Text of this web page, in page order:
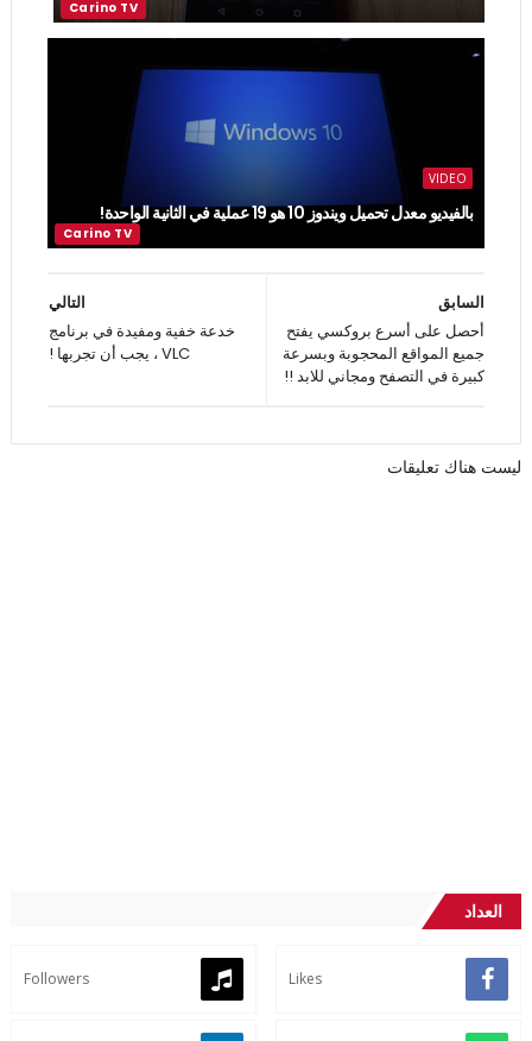
VIDEO
بالفيديو معدل تحميل ويندوز 10 هو 19 عملية في الثانية الواحدة!
التالي
خدعة خفية ومفيدة في برنامج
VLC ، يجب أن تجربها !
السابق
أحصل على أسرع بروكسي يفتح
جميع المواقع المحجوبة وبسرعة
كبيرة في التصفح ومجاني للابد !!
ليست هناك تعليقات
العداد
Likes
Followers